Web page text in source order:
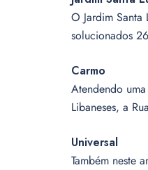
O Jardim
solucionados
Carmo
Atendendo
Libaneses, a
Universal
Também neste